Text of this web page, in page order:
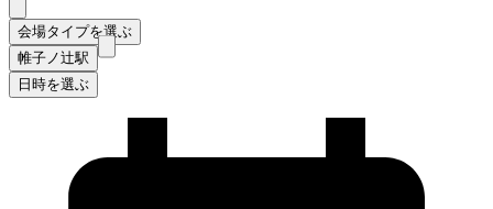
会場タイプを選ぶ
帷子ノ辻駅
日時を選ぶ